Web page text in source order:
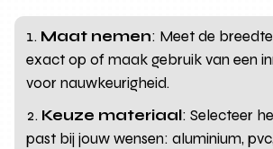
Maat nemen: Meet de
exact op of maak gebruik van een
voor nauwkeurigheid.
Keuze materiaal: Selecteer
past bij jouw wensen: aluminium,